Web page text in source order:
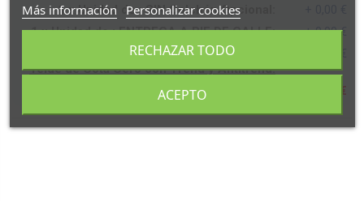
1 x Unidad de : SIN Colchón Opcional:
1 x Unidad de : ENTREGA A PIE DE CALLE:
+ 0,00 €
1 x Unidad de : Cama Articulada Eléctrica
Teide de Cota Cero con Trend y Antitrend:
1.179,00 €
Más información Personalizar cookies
RECHAZAR TODO
ACEPTO